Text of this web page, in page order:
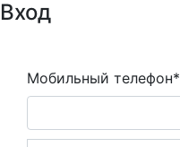
Вход
Мобильный телефон*